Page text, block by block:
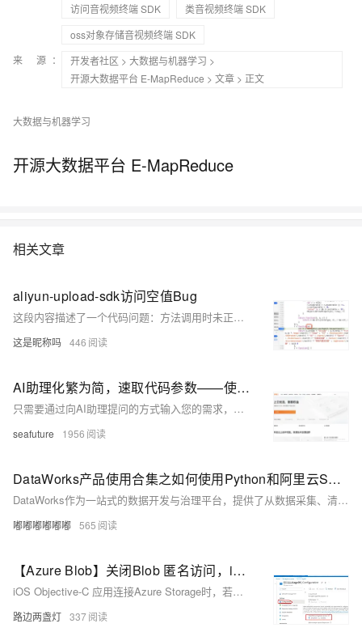
访问音视频终端 SDK
类音视频终端 SDK
oss对象存储音视频终端 SDK
来 源：
开发者社区 > 大数据与机器学习 >
开源大数据平台 E-MapReduce > 文章 > 正文
大数据与机器学习
开源大数据平台 E-MapReduce
相关文章
aliyun-upload-sdk访问空值Bug
这段内容描述了一个代码问题：方法调用时未正确处理参数。第一个图显示方法需要传入参数，但未进行空值判断；第二个图显示调用时未传参，导致报错并使上传失败。这是典型的参数处理不当引发的运行时错误，需完善判空逻辑和参数传递以解决问题。
这是昵称吗 446
AI助理化繁为简，速取代码参数——使用python SDK 处理OSS存储的图片
只需要通过向AI助理提问的方式输入您的需求，即可瞬间获得核心流程代码及参数，缩短学习路径、提升开发效率。
seafuture 1956
DataWorks产品使用合集之如何使用Python和阿里云SDK读取OSS中的文件
DataWorks作为一站式的数据开发与治理平台，提供了从数据采集、清洗、开发、调度、服务化、质量监控到安全管理的全套解决方案，帮助企业构建高效、规范、安全的大数据处理体系。以下是对DataWorks产品使用合集的概述，涵盖数据处理的各个环节。
嘟嘟嘟嘟嘟嘟 565
【Azure Blob】关闭Blob 匿名访问，iOS Objective-C SDK连接Storage Account报错
iOS Objective-C 应用连接Azure Storage时，若不关闭账号的匿名访问，程序能正常运行。但关闭匿名访问后，上传到容器时会出现错误：“Public access is not permitted”。解决方法是将创建容器时的公共访问类型从`AZSContainerPublicAccessTypeContainer`改为`AZSContainerPublicAccessTypeOff`，以确保通过授权请求访问。
路边两盏灯 337